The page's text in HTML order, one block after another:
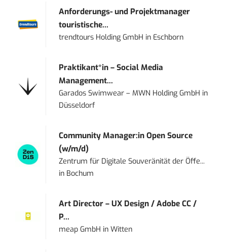
Anforderungs- und Projektmanager
touristische...
trendtours Holding GmbH in Eschborn
Praktikant*in – Social Media
Management...
Garados Swimwear – MWN Holding GmbH in
Düsseldorf
Community Manager:in Open Source
(w/m/d)
Zentrum für Digitale Souveränität der Öffe...
in Bochum
Art Director – UX Design / Adobe CC /
P...
meap GmbH inWitten